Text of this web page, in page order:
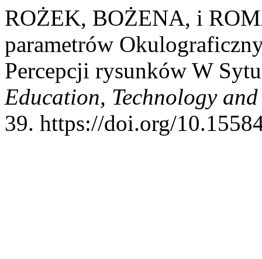
ROŻEK, BOŻENA, i
parametrów
Percepcji rysunków W
Education, Technology
39. https://doi.org/